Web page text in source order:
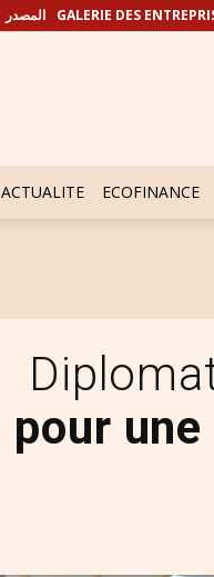
المصدر GALERIE DES
ACTUALITE ECOFINANCE
pour